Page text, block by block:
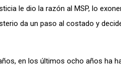
le dio la razón al MSP, lo
da un paso al costado y
en los últimos ocho años ha